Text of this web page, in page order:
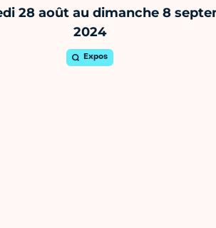
28 août au dimanche 8
2024
Expos